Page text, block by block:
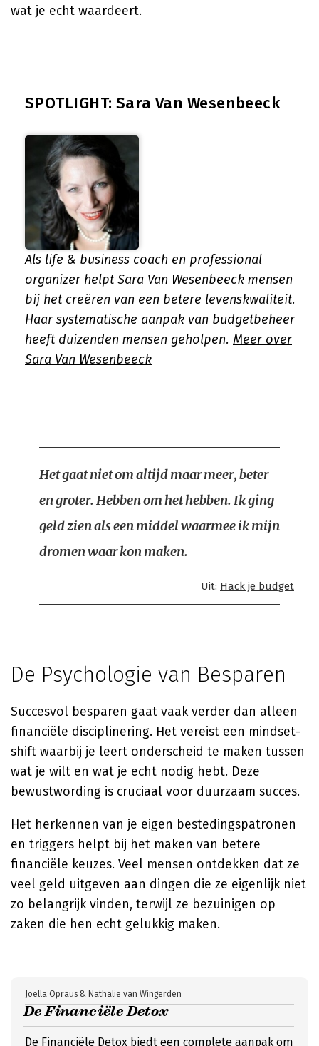
wat je echt waardeert.
SPOTLIGHT: Sara Van Wesenbeeck
Als life & business coach en professional
organizer helpt Sara Van Wesenbeeck mensen
bij het creëren van een betere levenskwaliteit.
Haar systematische aanpak van budgetbeheer
heeft duizenden mensen geholpen. Meer over
Sara Van Wesenbeeck
Het gaat niet om altijd maar meer, beter
en groter. Hebben om het hebben. Ik ging
geld zien als een middel waarmee ik mijn
dromen waar kon maken.
Uit: Hack je budget
De Psychologie van Besparen
Succesvol besparen gaat vaak verder dan alleen
financiële disciplinering. Het vereist een mindset-
shift waarbij je leert onderscheid te maken tussen
wat je wilt en wat je echt nodig hebt. Deze
bewustwording is cruciaal voor duurzaam succes.
Het herkennen van je eigen bestedingspatronen
en triggers helpt bij het maken van betere
financiële keuzes. Veel mensen ontdekken dat ze
veel geld uitgeven aan dingen die ze eigenlijk niet
zo belangrijk vinden, terwijl ze bezuinigen op
zaken die hen echt gelukkig maken.
De Financiële Detox
Joëlla Opraus & Nathalie van Wingerden
De Financiële Detox biedt een complete aanpak om